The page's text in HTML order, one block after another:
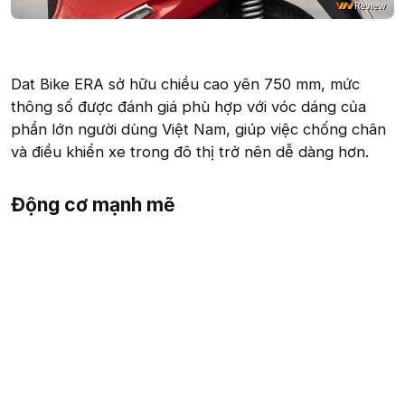
Dat Bike ERA sở hữu chiều cao yên 750 mm, mức
thông số được đánh giá phù hợp với vóc dáng của
phần lớn người dùng Việt Nam, giúp việc chống chân
và điều khiển xe trong đô thị trở nên dễ dàng hơn.
Động cơ mạnh mẽ​